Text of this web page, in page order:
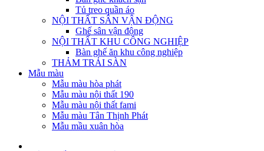
Tủ treo quần áo
NỘI THẤT SÂN VẬN ĐỘNG
Ghế sân vận động
NỘI THẤT KHU CÔNG NGHIỆP
Bàn ghế ăn khu công nghiệp
THẢM TRẢI SÀN
Mẫu màu
Mẫu màu hòa phát
Mẫu màu nội thất 190
Mẫu màu nội thất fami
Mẫu màu Tân Thịnh Phát
Mẫu mầu xuân hòa